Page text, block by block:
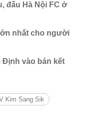
đấu Hà Nội FC ở
nhất cho người
Định vào bán kết
Kim Sang Sik